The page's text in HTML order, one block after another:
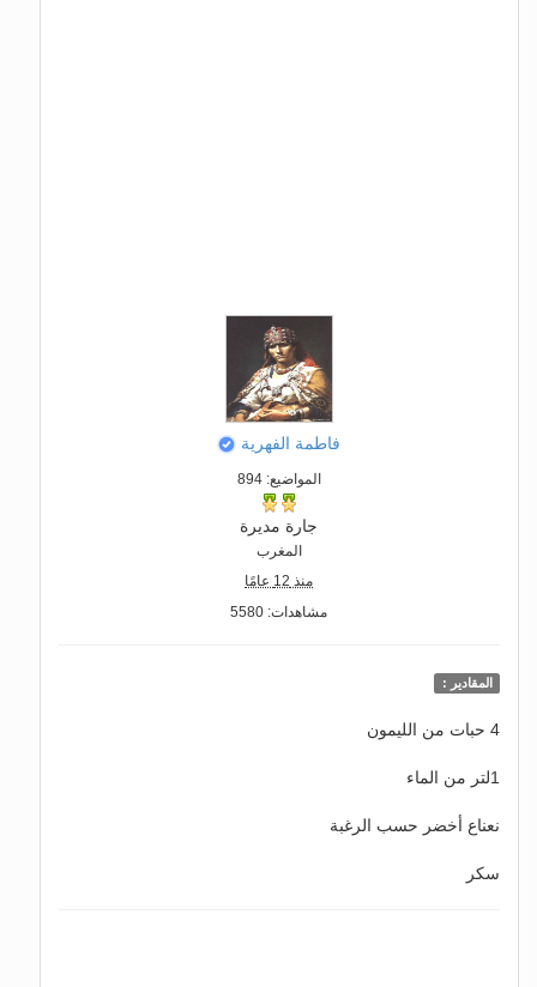
فاطمة الفهرية
المواضيع: 894
جارة مديرة
المغرب
منذ 12 عامًا
مشاهدات: 5580
المقادير :
4 حبات من الليمون
1لتر من الماء
نعناع أخضر حسب الرغبة
سكر